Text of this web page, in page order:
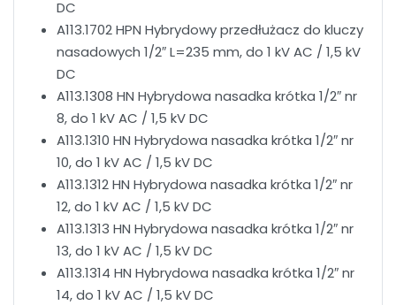
DC
A113.1702 HPN Hybrydowy przedłużacz do kluczy
nasadowych 1/2″ L=235 mm, do 1 kV AC / 1,5 kV
DC
A113.1308 HN Hybrydowa nasadka krótka 1/2″ nr
8, do 1 kV AC / 1,5 kV DC
A113.1310 HN Hybrydowa nasadka krótka 1/2″ nr
10, do 1 kV AC / 1,5 kV DC
A113.1312 HN Hybrydowa nasadka krótka 1/2″ nr
12, do 1 kV AC / 1,5 kV DC
A113.1313 HN Hybrydowa nasadka krótka 1/2″ nr
13, do 1 kV AC / 1,5 kV DC
A113.1314 HN Hybrydowa nasadka krótka 1/2″ nr
14, do 1 kV AC / 1,5 kV DC